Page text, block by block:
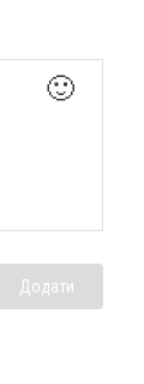
🙂
Додати